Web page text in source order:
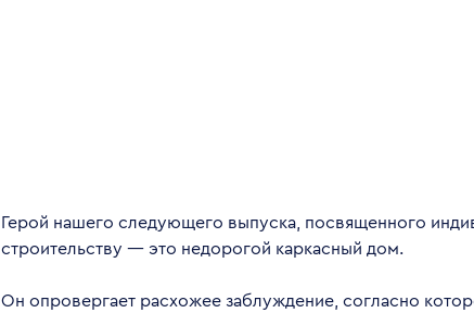
Герой нашего следующего выпуска, посвященного
строительству — это недорогой каркасный дом.
Он опровергает расхожее заблуждение, согласно